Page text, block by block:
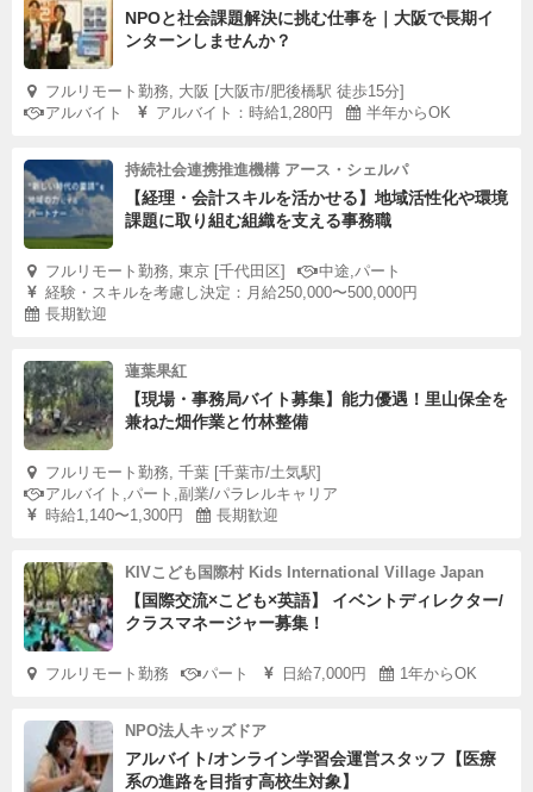
NPOと社会課題解決に挑む仕事を｜大阪で長期イ
ンターンしませんか？
フルリモート勤務, 大阪 [大阪市/肥後橋駅 徒歩15分]
アルバイト
アルバイト：時給1,280円 半年からOK
持続社会連携推進機構 アース・シェルパ
【経理・会計スキルを活かせる】地域活性化や環境
課題に取り組む組織を支える事務職
フルリモート勤務, 東京 [千代田区]
中途,パート
経験・スキルを考慮し決定：月給250,000〜500,000円
長期歓迎
蓮葉果紅
【現場・事務局バイト募集】能力優遇！里山保全を
兼ねた畑作業と竹林整備
フルリモート勤務, 千葉 [千葉市/土気駅]
アルバイト,パート,副業/パラレルキャリア
時給1,140〜1,300円
長期歓迎
KIVこども国際村 Kids International Village Japan
【国際交流×こども×英語】 イベントディレクター/
クラスマネージャー募集！
フルリモート勤務 パート 日給7,000円 1年からOK
NPO法人キッズドア
アルバイト/オンライン学習会運営スタッフ【医療
系の進路を目指す高校生対象】